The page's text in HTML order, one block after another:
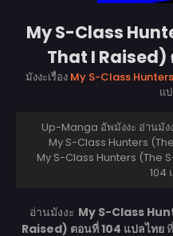
My S-Class
That I Raised)
มังงะเรื่อง My S-Class
แ
Up-Manga อัพมังงะ อ่านมั
My S-Class Hunters
My S-Class Hunters (The
104
อ่านมังงะ My S-Class
Raised) ตอนที่ 104 แปลไทย